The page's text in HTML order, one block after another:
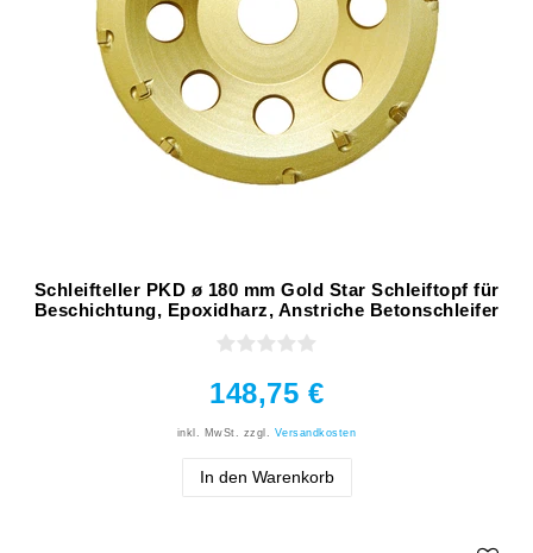
Schleifteller PKD ø 180 mm Gold Star Schleiftopf für
Beschichtung, Epoxidharz, Anstriche Betonschleifer
148,75 €
inkl. MwSt. zzgl. Versandkosten
In den Warenkorb